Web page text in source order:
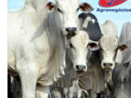
CONTATO
CONECTE-SE
REGISTO